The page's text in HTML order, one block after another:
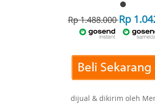
Rp 1.488.000Rp
dijual & dikirim oleh